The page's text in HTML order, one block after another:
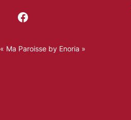
Facebook
Ma Paroisse by Enoria »